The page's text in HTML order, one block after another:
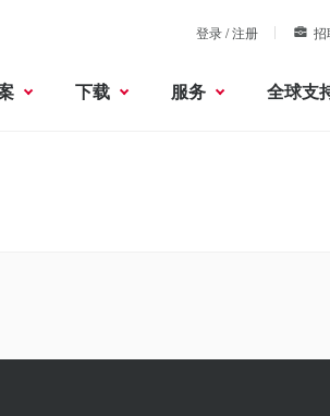
登录 / 注册 招
下载 服务 全球支